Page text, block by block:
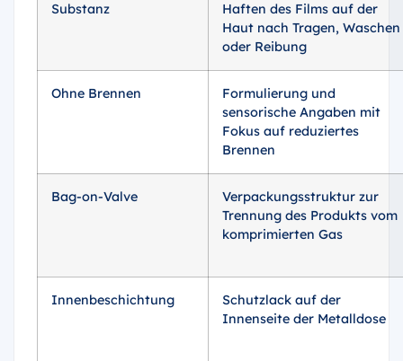
Substanz
Haften des Films auf der
Haut nach Tragen, Waschen
oder Reibung
Ohne Brennen
Formulierung und
sensorische Angaben mit
Fokus auf reduziertes
Brennen
Bag-on-Valve
Verpackungsstruktur zur
Trennung des Produkts vom
komprimierten Gas
Innenbeschichtung
Schutzlack auf der
Innenseite der Metalldose